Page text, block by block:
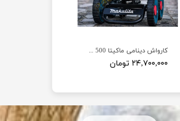
کارواش دینامی ماکیتا 500 بار مدل MT-2800
۲۴,۷۰۰,۰۰۰ تومان